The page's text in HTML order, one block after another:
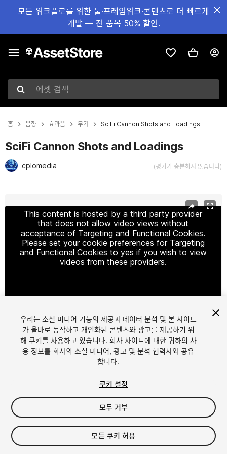
모든 워크플로를 위한 툴·프레임워크·콘텐츠로 더 빠르게
개발 — 전 품목 50% 할인.
에셋 검색
홈 음향 효과음 무기 SciFi Cannon Shots and Loadings
SciFi Cannon Shots and Loadings
cplomedia (평가가 충분하지 않습니다)
This content is hosted by a third party provider
that does not allow video views without
acceptance of Targeting and Functional Cookies.
Please set your cookie preferences for Targeting
and Functional Cookies to yes if you wish to view
videos from these providers.
1/5
$10
세금/부가세는 결제 시 반영됩니다.
우리는 소셜 미디어 기능의 제공과 데이터 분석 및 본 사이트
가 올바로 동작하고 개인화된 콘텐츠와 광고를 제공하기 위
해 쿠키를 사용하고 있습니다. 회사 사이트에 대한 귀하의 사
용 정보를 회사의 소셜 미디어, 광고 및 분석 협력사와 공유
합니다.
쿠키 설정
모두 거부
모든 쿠키 허용